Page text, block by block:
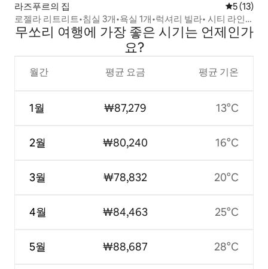
라즈푸르의 집 평점 5점
5 (13)
로젤라 리트리트•침실 3개•욕실 1개•럭셔리 빌라• 시티 라인
전망
무쏘리 여행에 가장 좋은 시기는 언제인가
요?
월간
1월
2월
3월
4월
5월
평균 요금
₩87,279
₩80,240
₩78,832
₩84,463
₩88,687
평균 기온
13°C
16°C
20°C
25°C
28°C